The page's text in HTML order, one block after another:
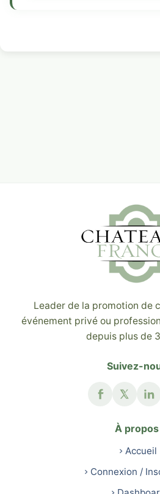
Leader de la promotion de
événement privé ou
depuis plus de
Suivez-
À propos
Accueil
Connexion /